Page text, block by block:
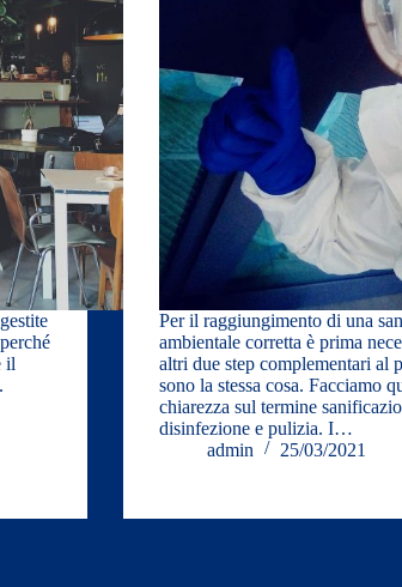
il
Per il raggiungimento di una
ambientale corretta è prima
altri due step complementari al
sono la stessa cosa. Facciamo
chiarezza sul termine
disinfezione e pulizia. I…
admin
25/03/2021